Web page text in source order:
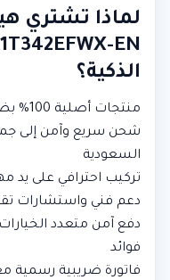
الذكية؟
منتجات أصلية 100% بضمان الوكيل المعتمد
شحن سريع وآمن إلى
السعودية
تركيب احترافي على يد
دعم فني واستشارات
دفع آمن متعدد
فوائد
فاتورة ضريبية رسمية